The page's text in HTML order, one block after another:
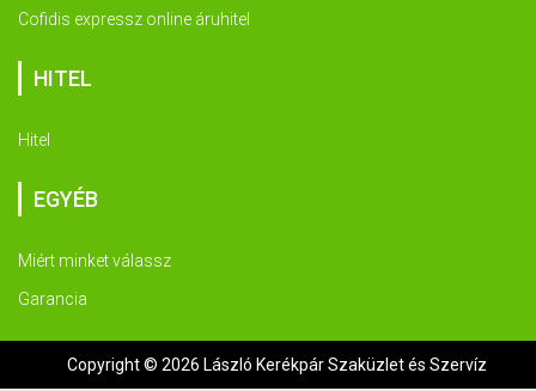
Cofidis expressz online áruhitel
HITEL
Hitel
EGYÉB
Miért minket válassz
Garancia
Copyright © 2026 László Kerékpár Szaküzlet és Szervíz